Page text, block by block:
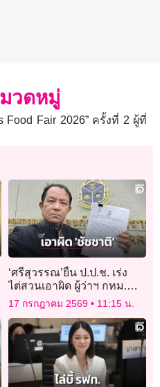
วดหมู่
Food Fair 2026” ครั้งที่ 2 ผู้ที่
‘ศรีสุวรรณ’ยื่น ป.ป.ช. เร่ง
ไต่สวนเอาผิด ผู้ว่าฯ กทม.
ละเลยความปลอดภัยสถาน
บันเทิงนอกโซนนิ่ง
17 กรกฎาคม 2569 11:15 น.